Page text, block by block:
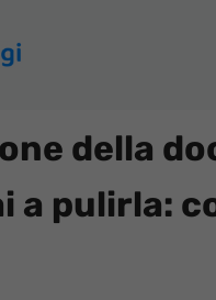
della
a pulirla: